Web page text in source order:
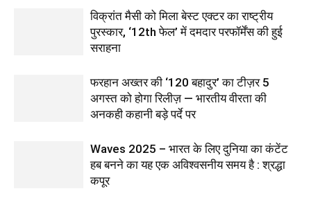
विक्रांत मैसी को मिला बेस्ट एक्टर का राष्ट्रीय
पुरस्कार, ‘12th फेल’ में दमदार परफॉर्मेंस की हुई
सराहना
फरहान अख्तर की ‘120 बहादुर’ का टीज़र 5
अगस्त को होगा रिलीज़ — भारतीय वीरता की
अनकही कहानी बड़े पर्दे पर
Waves 2025 – भारत के लिए दुनिया का कंटेंट
हब बनने का यह एक अविश्वसनीय समय है : श्रद्धा
कपूर